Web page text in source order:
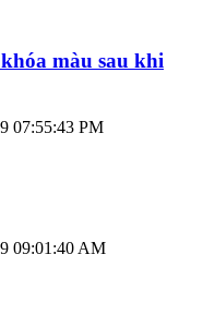
màu sau khi
07:55:43 PM
09:01:40 AM